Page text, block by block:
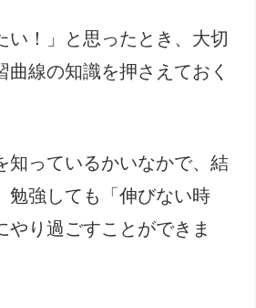
い！」と思ったとき、大切
曲線の知識を押さえておく
知っているかいなかで、結
勉強しても「伸びない時
やり過ごすことができま